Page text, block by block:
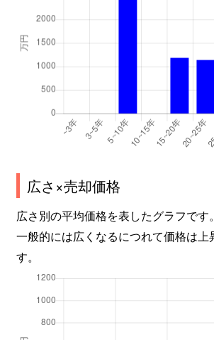
広さ×売却価格
広さ別の平均価格を表したグラフです。
一般的には広くなるにつれて価格は上
す。